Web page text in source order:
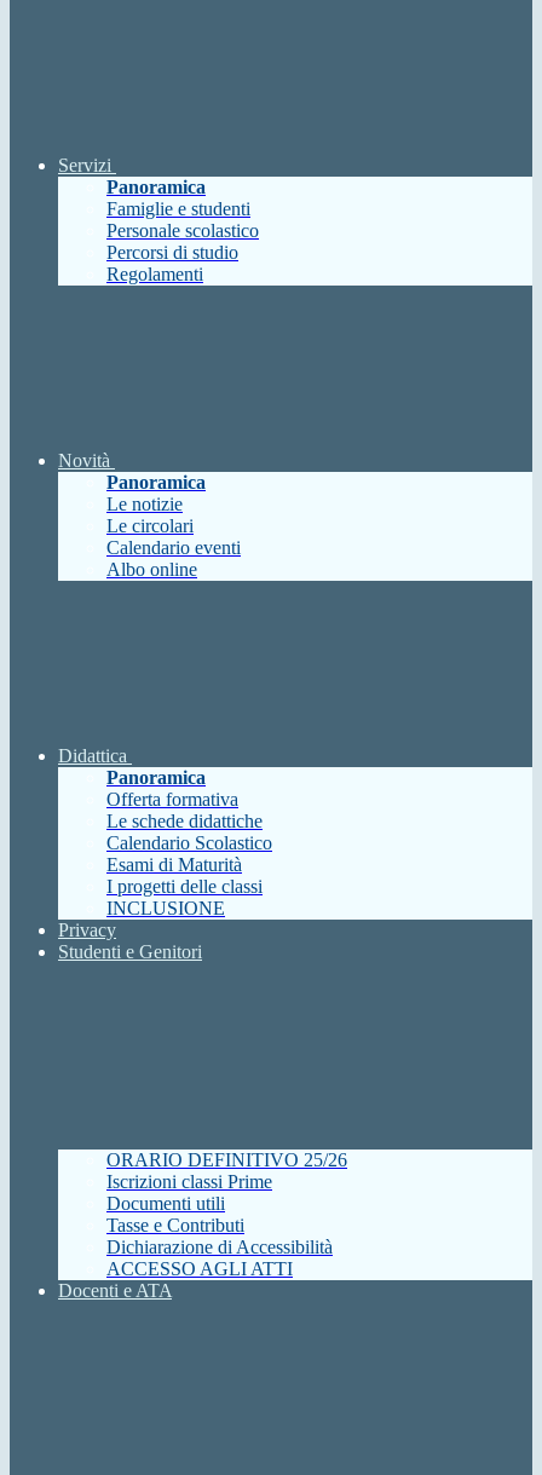
Servizi
Panoramica
Famiglie e studenti
Personale scolastico
Percorsi di studio
Regolamenti
Novità
Panoramica
Le notizie
Le circolari
Calendario eventi
Albo online
Didattica
Panoramica
Offerta formativa
Le schede didattiche
Calendario Scolastico
Esami di Maturità
I progetti delle classi
INCLUSIONE
Privacy
Studenti e Genitori
ORARIO DEFINITIVO 25/26
Iscrizioni classi Prime
Documenti utili
Tasse e Contributi
Dichiarazione di Accessibilità
ACCESSO AGLI ATTI
Docenti e ATA